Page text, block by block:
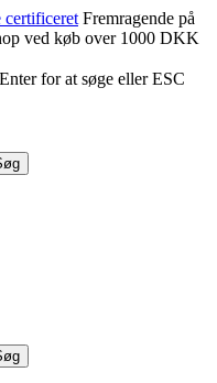
Fremragende på
ved køb over 1000 DKK
for at søge eller ESC